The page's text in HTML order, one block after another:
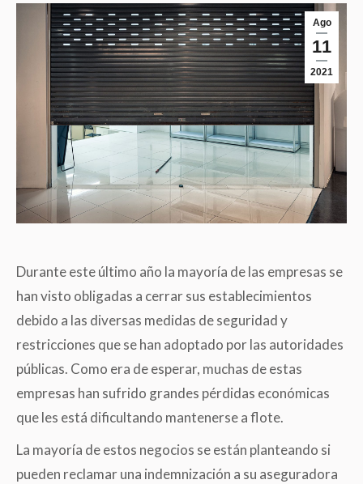
Ago
11
2021
Durante este último año la mayoría de las empresas se
han visto obligadas a cerrar sus establecimientos
debido a las diversas medidas de seguridad y
restricciones que se han adoptado por las autoridades
públicas. Como era de esperar, muchas de estas
empresas han sufrido grandes pérdidas económicas
que les está dificultando mantenerse a flote.
La mayoría de estos negocios se están planteando si
pueden reclamar una indemnización a su aseguradora